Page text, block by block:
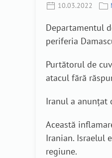
10.03.2022
Departamentul
periferia
Purtătorul de
atacul fără
Iranul a anunțat
Această
Iranian. Israelul
regiune.